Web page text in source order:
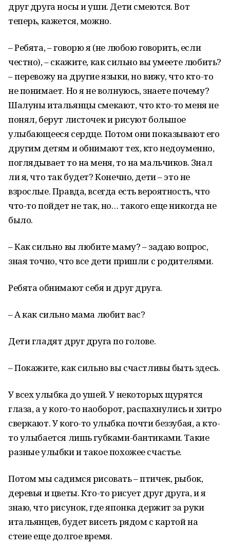
друг друга носы и уши. Дети смеются. Вот
теперь, кажется, можно.
– Ребята, – говорю я (не любою говорить, если
честно), – скажите, как сильно вы умеете любить?
– перевожу на другие языки, но вижу, что кто-то
не понимает. Но я не волнуюсь, знаете почему?
Шалуны итальянцы смекают, что кто-то меня не
понял, берут листочек и рисуют большое
улыбающееся сердце. Потом они показывают его
другим детям и обнимают тех, кто недоуменно,
поглядывает то на меня, то на мальчиков. Знал
ли я, что так будет? Конечно, дети – это не
взрослые. Правда, всегда есть вероятность, что
что-то пойдет не так, но… такого еще никогда не
было.
– Как сильно вы любите маму? – задаю вопрос,
зная точно, что все дети пришли с родителями.
Ребята обнимают себя и друг друга.
– А как сильно мама любит вас?
Дети гладят друг друга по голове.
– Покажите, как сильно вы счастливы быть здесь.
У всех улыбка до ушей. У некоторых щурятся
глаза, а у кого-то наоборот, распахнулись и хитро
сверкают. У кого-то улыбка почти беззубая, а кто-
то улыбается лишь губками-бантиками. Такие
разные улыбки и такое похожее счастье.
Потом мы садимся рисовать – птичек, рыбок,
деревья и цветы. Кто-то рисует друг друга, и я
знаю, что рисунок, где японка держит за руки
итальянцев, будет висеть рядом с картой на
стене еще долгое время.